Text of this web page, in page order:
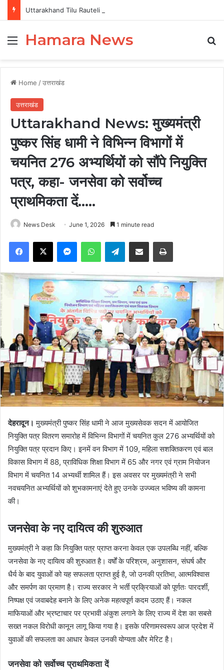
MenuHamara News
Home /उत्तराखंड
उत्तराखंड
Uttarakhand News: मुख्यमंत्री
पुष्कर सिंह धामी ने विभिन्न विभागों में
चयनित 276 अभ्यर्थियों को सौंपे नियुक्ति
पत्र, कहा- जनसेवा को सर्वोच्च
प्राथमिकता दें…..
News Desk June 1, 2026 1 minute read
Facebook
X MessengerWhatsAppTelegramShare via Email Print
देहरादून। मुख्यमंत्री पुष्कर सिंह धामी ने आज मुख्यसेवक सदन में आयोजित
नियुक्ति पत्र वितरण समारोह में विभिन्न विभागों में चयनित कुल 276 अभ्यर्थियों को
नियुक्ति पत्र प्रदान किए। इनमें वन विभाग में 109, महिला सशक्तिकरण एवं बाल
विकास विभाग में 88, प्राविधिक शिक्षा विभाग में 65 और नगर एवं ग्राम नियोजन
विभाग में चयनित 14 अभ्यर्थी शामिल हैं। इस अवसर पर मुख्यमंत्री ने सभी
नवचयनित अभ्यर्थियों को शुभकामनाएं देते हुए उनके उज्ज्वल भविष्य की कामना
की।
जनसेवा के नए दायित्व की शुरुआत
मुख्यमंत्री ने कहा कि नियुक्ति पत्र प्राप्त करना केवल एक उपलब्धि नहीं, बल्कि
जनसेवा के नए दायित्व की शुरुआत है। वर्षों के परिश्रम, अनुशासन, संघर्ष और
धैर्य के बाद युवाओं को यह सफलता प्राप्त हुई है, जो उनकी प्रतिभा, आत्मविश्वास
और समर्पण का प्रमाण है। राज्य सरकार ने भर्ती प्रक्रियाओं को पूर्णतः पारदर्शी,
निष्पक्ष एवं जवाबदेह बनाने के लिए अनेक महत्वपूर्ण कदम उठाए हैं। नकल
माफियाओं और भ्रष्टाचार पर प्रभावी अंकुश लगाने के लिए राज्य में देश का सबसे
सख्त नकल विरोधी कानून लागू किया गया है। इसके परिणामस्वरूप आज प्रदेश में
युवाओं की सफलता का आधार केवल उनकी योग्यता और मेरिट है।
जनसेवा को सर्वोच्च प्राथमिकता दें